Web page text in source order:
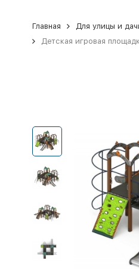
Главная Для улицы и
Детская игровая